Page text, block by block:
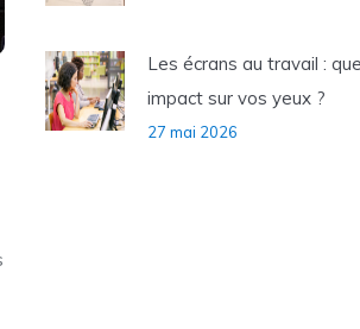
Les écrans au travail :
impact sur vos yeux ?
27 mai 2026